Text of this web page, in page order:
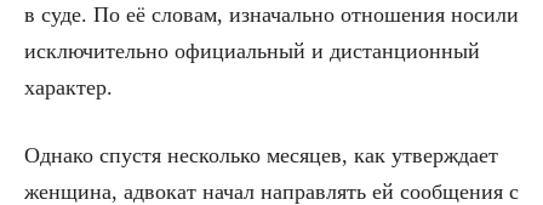
в суде. По её словам, изначально отношения носили
исключительно официальный и дистанционный
характер.
Однако спустя несколько месяцев, как утверждает
женщина, адвокат начал направлять ей сообщения с